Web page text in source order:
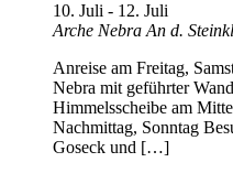
10. Juli - 12. Juli
Arche NebraAn d.
Anreise am Freitag,
Nebra mit geführter
Himmelsscheibe am
Nachmittag, Sonntag
Goseck und […]